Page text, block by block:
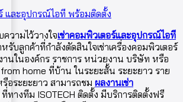
ร์ และอุปกรณ์ไอที พร้อมติดตั้ง
วามไว้วางใจเช่าคอมพิวเตอร์และอุปกรณ์ไอที
รับลูกค้าที่กำลังตัดสินใจเช่าเครื่องคอมพิวเตอร์
นในองค์กร ราชการ หน่วยงาน บริษัท หรือ
home ที่บ้าน ในระยะสั้น ระยะยาว ราย
อระยะยาว สามารถชม ผลงานเช่า
ที่ทางทีม ISOTECH ติดตั้ง มีบริการติดตั้งฟรี